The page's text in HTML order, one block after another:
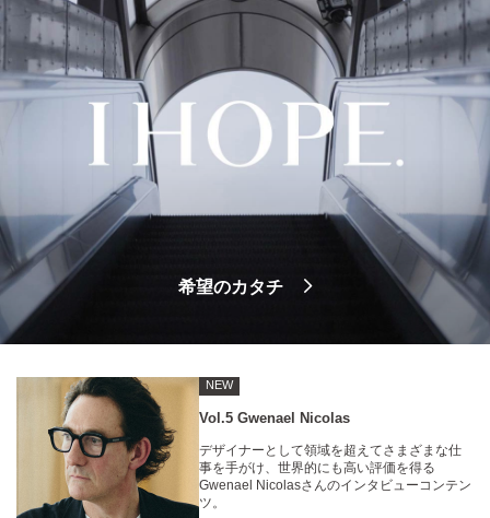
希望のカタチ
NEW
Vol.5 Gwenael Nicolas
デザイナーとして領域を超えてさまざまな仕
事を手がけ、世界的にも高い評価を得る
Gwenael Nicolasさんのインタビューコンテン
ツ。